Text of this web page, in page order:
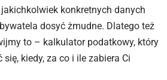
konkretnych danych
dosyć żmudne. Dlatego też
to – kalkulator podatkowy, który
kiedy, za co i ile zabiera Ci